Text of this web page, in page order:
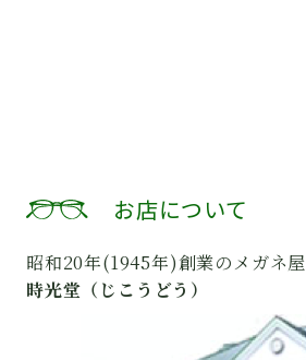
お店について
昭和20年(1945年)創業のメガネ屋
時光堂（じこうどう）